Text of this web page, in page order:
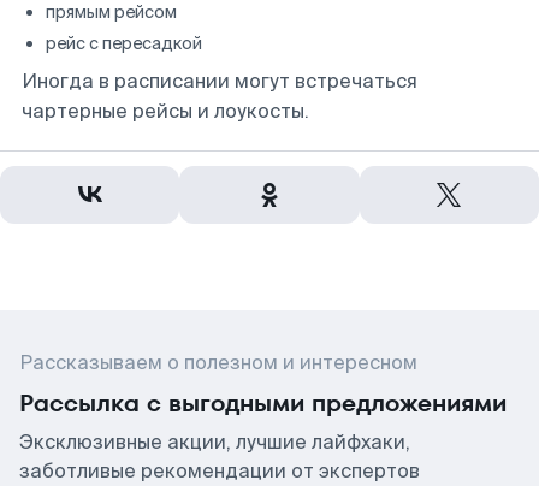
прямым рейсом
рейс с пересадкой
Иногда в расписании могут встречаться
чартерные рейсы и лоукосты.
Рассказываем о полезном и интересном
Рассылка с выгодными предложениями
Эксклюзивные акции, лучшие лайфхаки,
заботливые рекомендации от экспертов